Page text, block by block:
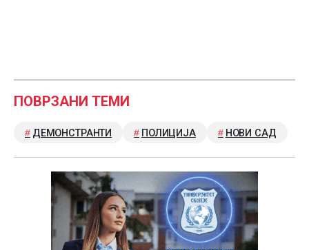
ПОВРЗАНИ ТЕМИ
ДЕМОНСТРАНТИ ПОЛИЦИЈА НОВИ САД